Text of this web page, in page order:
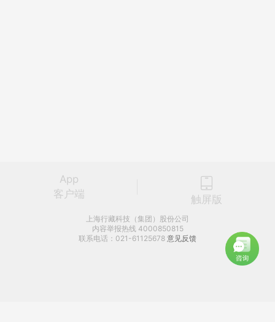
App
客户端
触屏版
上海行藏科技（集团）股份公司
内容举报热线 4000850815
联系电话：021-61125678 意见反馈